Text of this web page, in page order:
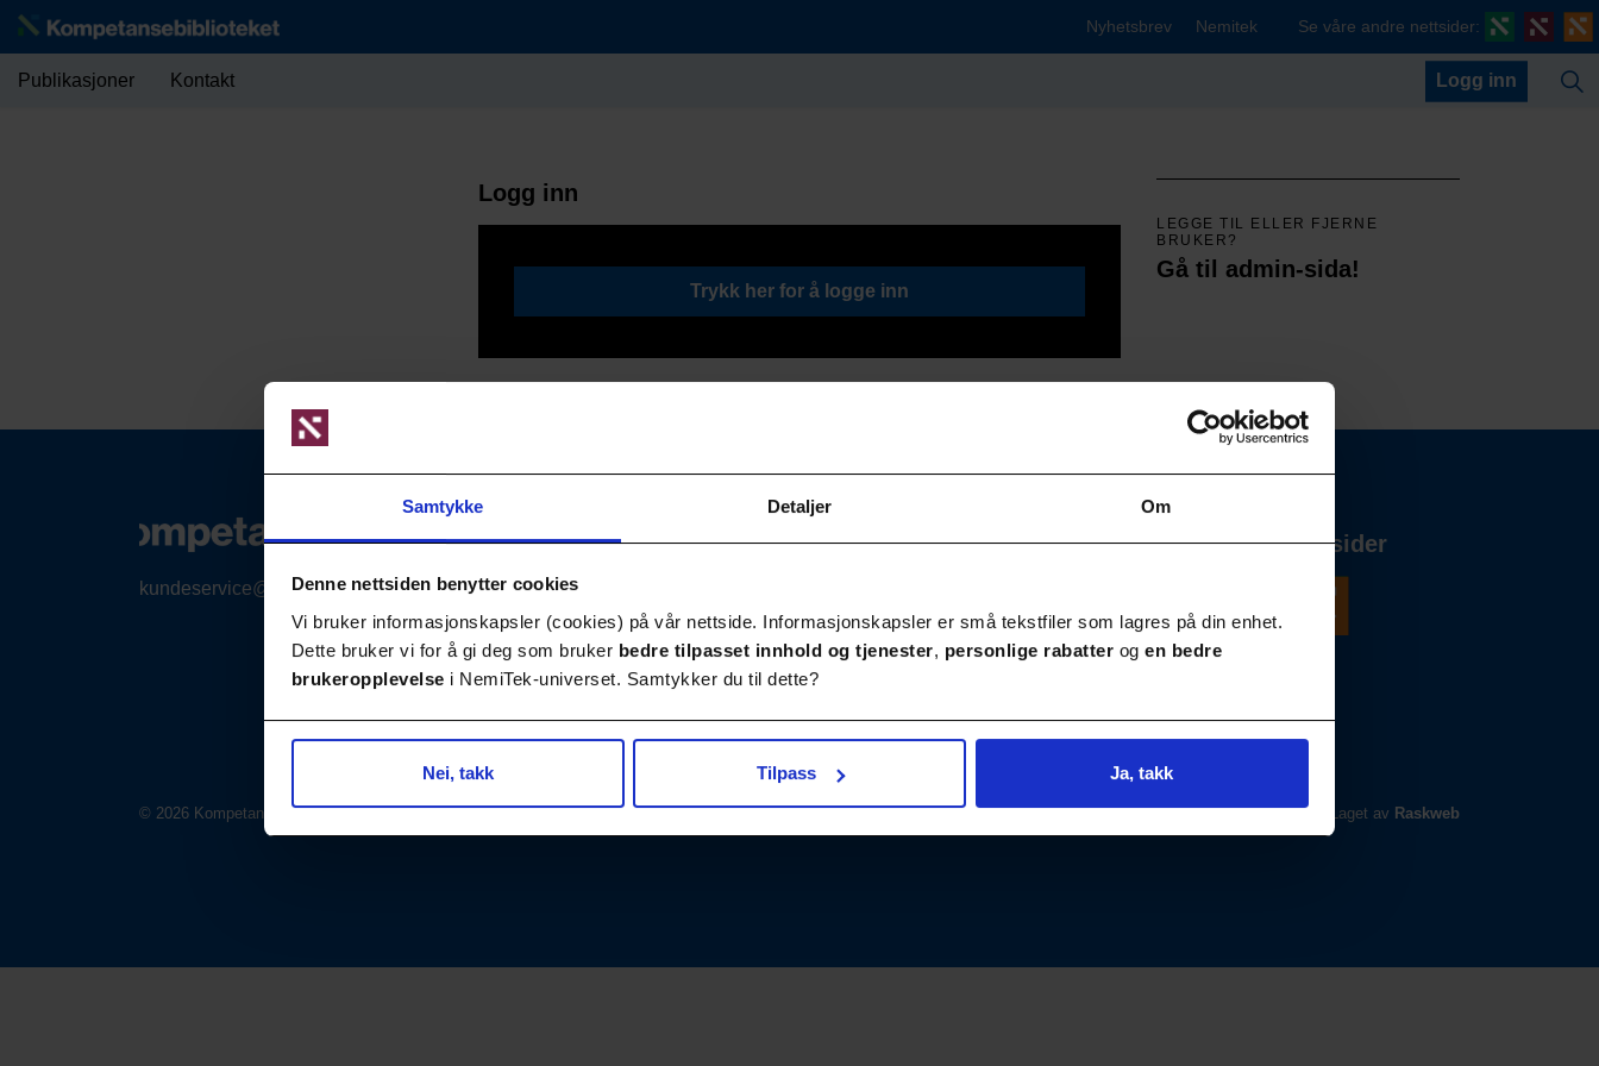
Samtykke Detaljer Om
Denne nettsiden benytter cookies
Vi bruker informasjonskapsler (cookies) på vår nettside. Informasjonskapsler er små tekstfiler som lagres på din enhet.
Dette bruker vi for å gi deg som bruker bedre tilpasset innhold og tjenester, personlige rabatter og en bedre
brukeropplevelse i NemiTek-universet. Samtykker du til dette?
Nei, takk Tilpass Ja, takk
Publikasjoner Kontakt
Nyhetsbrev Nemitek Se våre andre nettsider:
Logg inn
Logg inn
Trykk her for å logge inn
LEGGE TIL ELLER FJERNE
BRUKER?
Gå til admin-sida!
kundeservice@nemitek.no
Søk / Viktige lenker
Publikasjoner Kontakt
Våre andre nettsider
© 2026 Kompetansebiblioteket Laget av Raskweb